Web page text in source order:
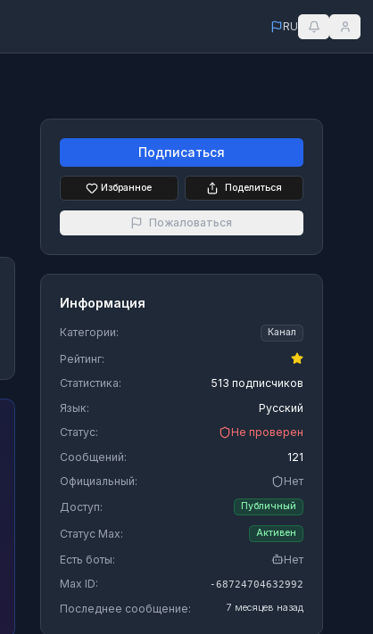
RU
Подписаться
Избранное Поделиться
Пожаловаться
Информация
Категории: Канал
Рейтинг:
Статистика:
513 подписчиков
Язык:
Русский
Статус:
Не проверен
Сообщений:
121
Официальный:
Нет
Доступ:
Публичный
Статус Max: Активен
Есть боты:
Нет
Max ID:
-68724704632992
Последнее сообщение: 7 месяцев назад